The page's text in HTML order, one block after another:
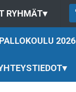
RYHMÄT▾
2026
▾